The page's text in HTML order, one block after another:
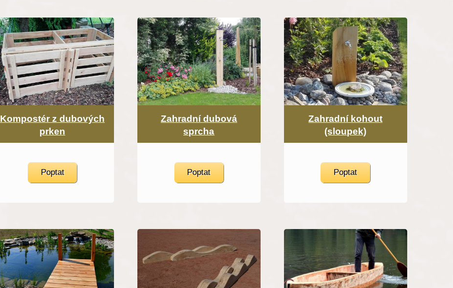
Kompostér z dubových
prken
Poptat
Zahradní dubová
sprcha
Poptat
Zahradní kohout
(sloupek)
Poptat